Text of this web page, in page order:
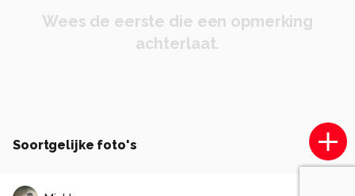
Wees de eerste die een opmerking
achterlaat.
Soortgelijke foto's